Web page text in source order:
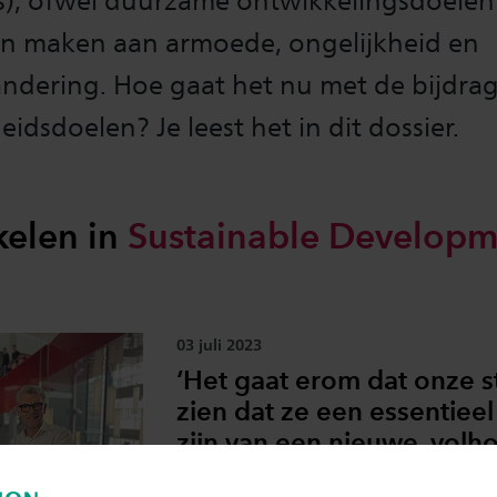
maken aan armoede, ongelijkheid en
Hoe gaat het nu met de
Je leest het in dit dossier.
in Sustainable
03 juli 2023
‘Het gaat erom dat onze
zien dat ze een
zijn van een nieuwe,